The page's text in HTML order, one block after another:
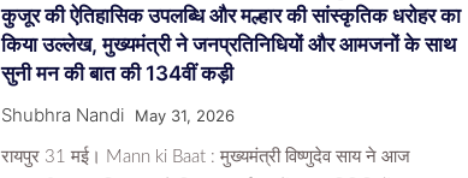
कुजूर की ऐतिहासिक उपलब्धि और मल्हार की सांस्कृतिक धरोहर का
किया उल्लेख, मुख्यमंत्री ने जनप्रतिनिधियों और आमजनों के साथ
सुनी मन की बात की 134वीं कड़ी
Shubhra Nandi May 31, 2026
रायपुर 31 मई। Mann ki Baat : मुख्यमंत्री विष्णुदेव साय ने आज